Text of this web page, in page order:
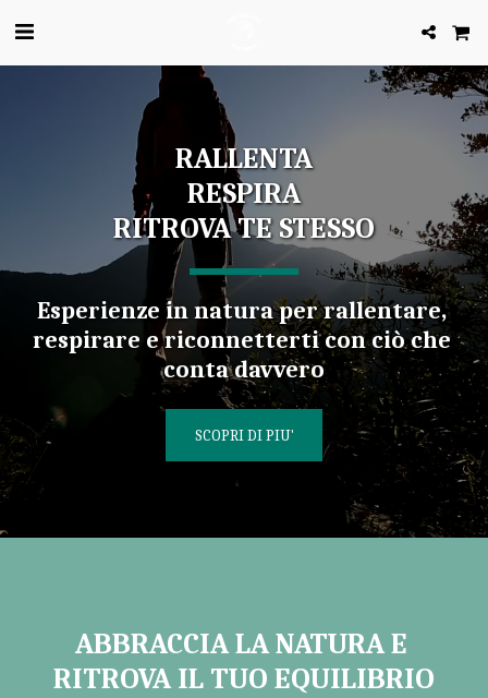
RALLENTA
RESPIRA
RITROVA TE STESSO
Esperienze in natura per rallentare,
respirare e riconnetterti con ciò che
conta davvero
SCOPRI DI PIU'
ABBRACCIA LA NATURA E
RITROVA IL TUO EQUILIBRIO